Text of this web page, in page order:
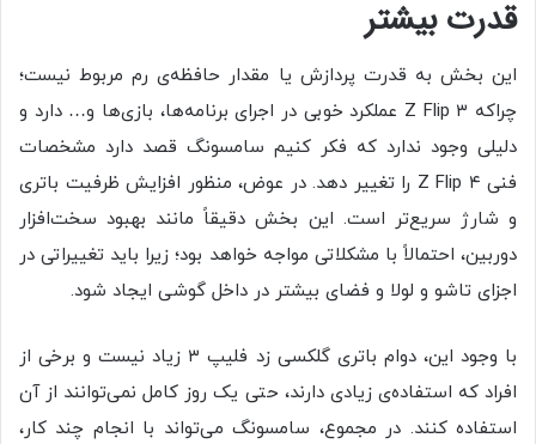
قدرت بیشتر
این بخش به قدرت پردازش یا مقدار حافظه‌ی رم مربوط نیست؛
چراکه Z Flip ۳ عملکرد خوبی در اجرای برنامه‌ها، بازی‌ها و… دارد و
دلیلی وجود ندارد که فکر کنیم سامسونگ قصد دارد مشخصات
فنی Z Flip ۴ را تغییر دهد. در‌ عوض، منظور افزایش ظرفیت باتری
و شارژ سریع‌تر است. این بخش دقیقاً مانند بهبود سخت‌افزار
دوربین، احتمالاً با مشکلاتی مواجه خواهد بود؛ زیرا باید تغییراتی در
اجزای تاشو و لولا و فضای بیشتر در داخل گوشی ایجاد شود.
با‌ وجود‌ این، دوام باتری گلکسی زد فلیپ ۳ زیاد نیست و برخی از
افراد که استفاده‌ی زیادی دارند، حتی یک روز کامل نمی‌توانند از آن
استفاده کنند. در‌ مجموع، سامسونگ می‌تواند با انجام چند کار،